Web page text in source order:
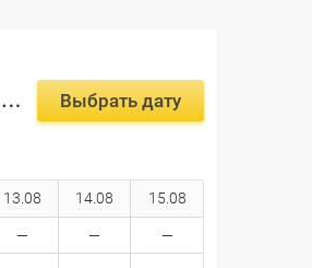
Floral Hotel Dolphin Circle 4* Выбрать дату
13.08 14.08 15.08